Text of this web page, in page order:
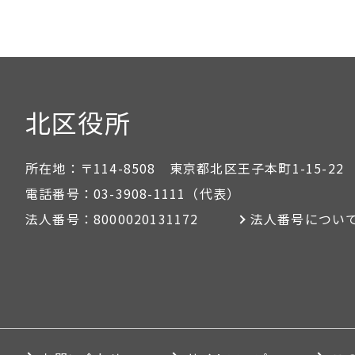
北区役所
所在地： 〒114-8508 東京都北区王子本町1-15-22
電話番号： 03-3908-1111 （代表）
法人番号： 8000020131172 法人番号につい